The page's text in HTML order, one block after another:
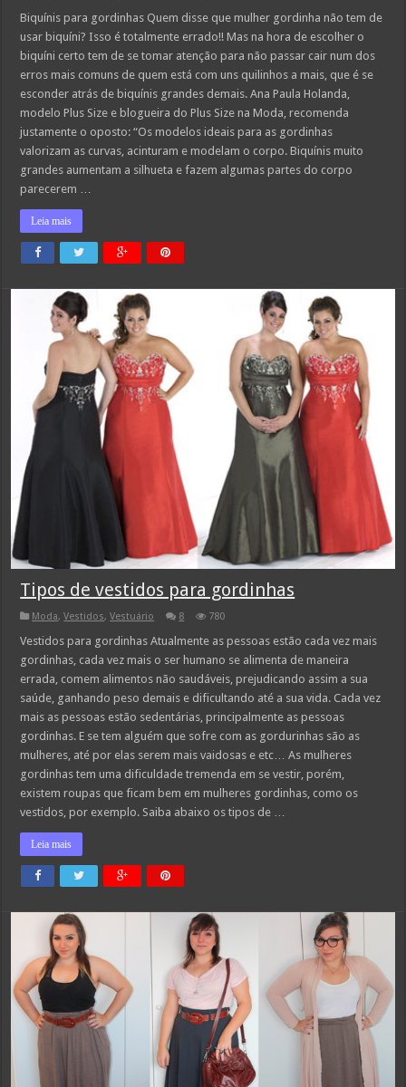
para
gordinhas
Biquínis para gordinhas Quem disse que mulher gordinha não tem de
usar biquíni? Isso é totalmente errado!! Mas na hora de escolher o
biquíni certo tem de se tomar atenção para não passar cair num dos
erros mais comuns de quem está com uns quilinhos a mais, que é se
esconder atrás de biquínis grandes demais. Ana Paula Holanda,
modelo Plus Size e blogueira do Plus Size na Moda, recomenda
justamente o oposto: “Os modelos ideais para as gordinhas
valorizam as curvas, acinturam e modelam o corpo. Biquínis muito
grandes aumentam a silhueta e fazem algumas partes do corpo
parecerem …
Leia mais
Tipos de vestidos para gordinhas
Moda,Vestidos,Vestuário 8 780
Vestidos para gordinhas Atualmente as pessoas estão cada vez mais
gordinhas, cada vez mais o ser humano se alimenta de maneira
errada, comem alimentos não saudáveis, prejudicando assim a sua
saúde, ganhando peso demais e dificultando até a sua vida. Cada vez
mais as pessoas estão sedentárias, principalmente as pessoas
gordinhas. E se tem alguém que sofre com as gordurinhas são as
mulheres, até por elas serem mais vaidosas e etc… As mulheres
gordinhas tem uma dificuldade tremenda em se vestir, porém,
existem roupas que ficam bem em mulheres gordinhas, como os
vestidos, por exemplo. Saiba abaixo os tipos de …
Leia mais